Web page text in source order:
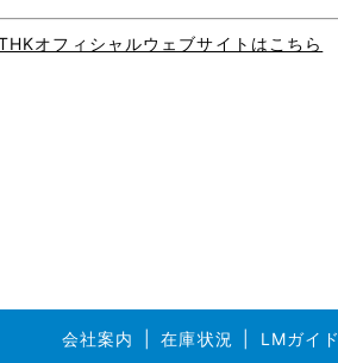
オフィシャルウェブサイトはこちら
会社案内 在庫状況 LMガイド